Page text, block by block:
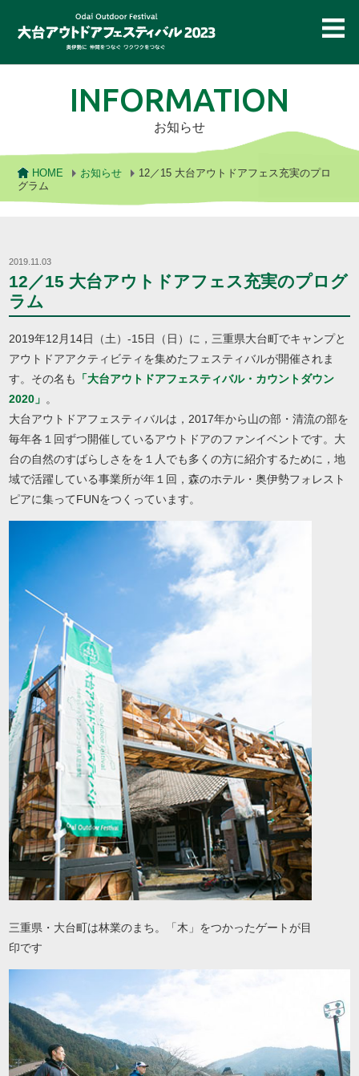
大台アウトドアフェスティ
INFORMATION
お知らせ
HOME お知らせ
12／15 大台アウトドアフェス充実のプロ
グラム
2019.11.03
12／15 大台アウトドアフェス充実のプログ
ラム
2019年12月14日（土）-15日（日）に，三重県大台町でキャンプと
アウトドアアクティビティを集めたフェスティバルが開催されま
す。その名も
「大台アウトドアフェスティバル・カウントダウン
2020」 。
大台アウトドアフェスティバルは，2017年から山の部・清流の部を
毎年各１回ずつ開催しているアウトドアのファンイベントです。大
台の自然のすばらしさをを１人でも多くの方に紹介するために，地
域で活躍している事業所が年１回，森のホテル・奥伊勢フォレスト
ピアに集ってFUNをつくっています。
三重県・大台町は林業のまち。「木」をつかったゲートが目
印です